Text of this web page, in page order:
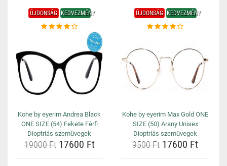
ÚJDONSÁG KEDVEZMÉNY
Kohe by eyerim Andrea Black
ONE SIZE (54) Fekete Férfi
Dioptriás szemüvegek
19000 Ft17600 Ft
ÚJDONSÁG KEDVEZMÉNY
Kohe by eyerim Max Gold ONE
SIZE (50) Arany Unisex
Dioptriás szemüvegek
9500 Ft 17600 Ft